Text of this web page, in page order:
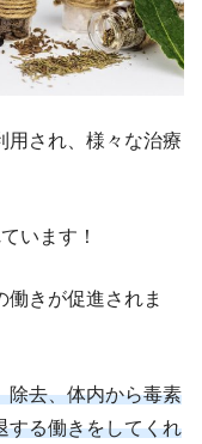
用され、様々な治療
います！
働きが促進されま
除去、体内から毒素
する働きをしてくれ